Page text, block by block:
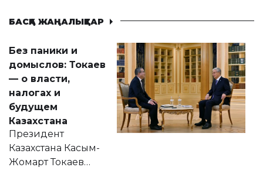
БАСҚА ЖАҢАЛЫҚТАР
Без паники и
домыслов: Токаев
— о власти,
налогах и
будущем
Казахстана
Президент
Казахстана Касым-
Жомарт Токаев